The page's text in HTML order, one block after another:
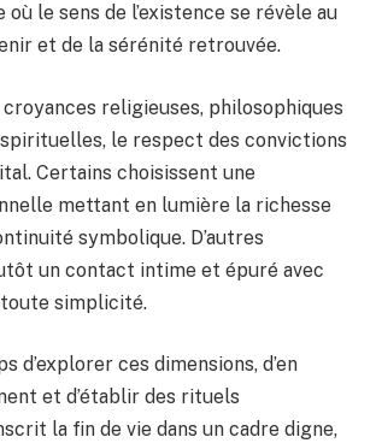
le sens de l’existence se révèle au
et de la sérénité retrouvée.
croyances religieuses, philosophiques
spirituelles, le respect des convictions
Certains choisissent une
mettant en lumière la richesse
symbolique. D’autres
un contact intime et épuré avec
simplicité.
d’explorer ces dimensions, d’en
et d’établir des rituels
la fin de vie dans un cadre digne,